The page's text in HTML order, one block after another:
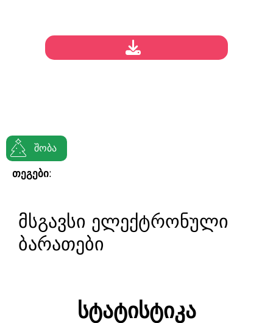
შობა
თეგები:
მსგავსი ელექტრონული
ბარათები
სტატისტიკა